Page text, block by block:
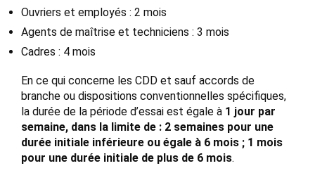
Ouvriers et employés : 2 mois
Agents de maîtrise et techniciens : 3 mois
Cadres : 4 mois
En ce qui concerne les CDD et sauf accords de
branche ou dispositions conventionnelles spécifiques,
la durée de la période d’essai est égale à 1 jour par
semaine, dans la limite de : 2 semaines pour une
durée initiale inférieure ou égale à 6 mois ; 1 mois
pour une durée initiale de plus de 6 mois.